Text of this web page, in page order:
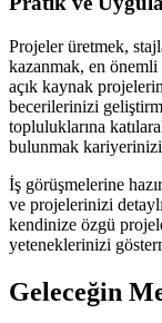
Projeler üretmek,
kazanmak, en önemli
açık kaynak
becerilerinizi
topluluklarına
bulunmak
İş görüşmelerine
ve projelerinizi
kendinize özgü
yeteneklerinizi
Geleceğin